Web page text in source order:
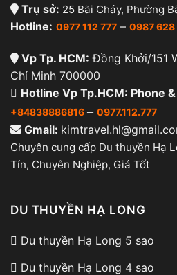
Trụ sở: 25 Bãi Cháy, Phường
Hotline: 0977 112 777 – 0987 628
Vp Tp. HCM: Đồng Khởi/151
Chí Minh 700000
Hotline Vp Tp.HCM: Phone
+84838886816 – 0977.112.777
Gmail:
Chuyên cung cấp Du thuyền Hạ
Tín, Chuyên Nghiệp, Giá Tốt
DU THUYỀN HẠ LONG
Du thuyền Hạ Long 5 sao
Du thuyền Hạ Long 4 sao